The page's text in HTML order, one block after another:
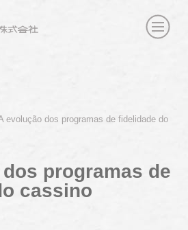
evolução dos programas de fidelidade do
programas de
cassino